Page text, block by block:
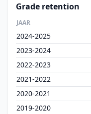
Grade retention
JAAR
2024-2025
2023-2024
2022-2023
2021-2022
2020-2021
2019-2020